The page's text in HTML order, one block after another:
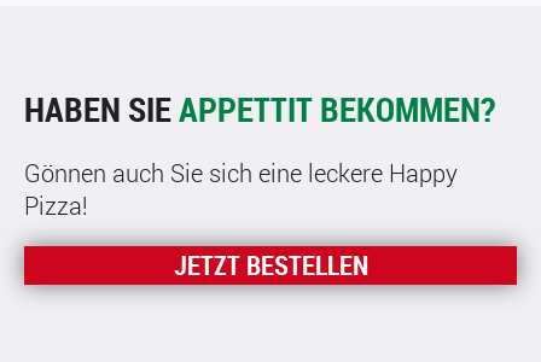
HABEN SIEAPPETTIT BEKOMMEN?
Gönnen auch Sie sich eine leckere Happy
Pizza!
JETZT BESTELLEN